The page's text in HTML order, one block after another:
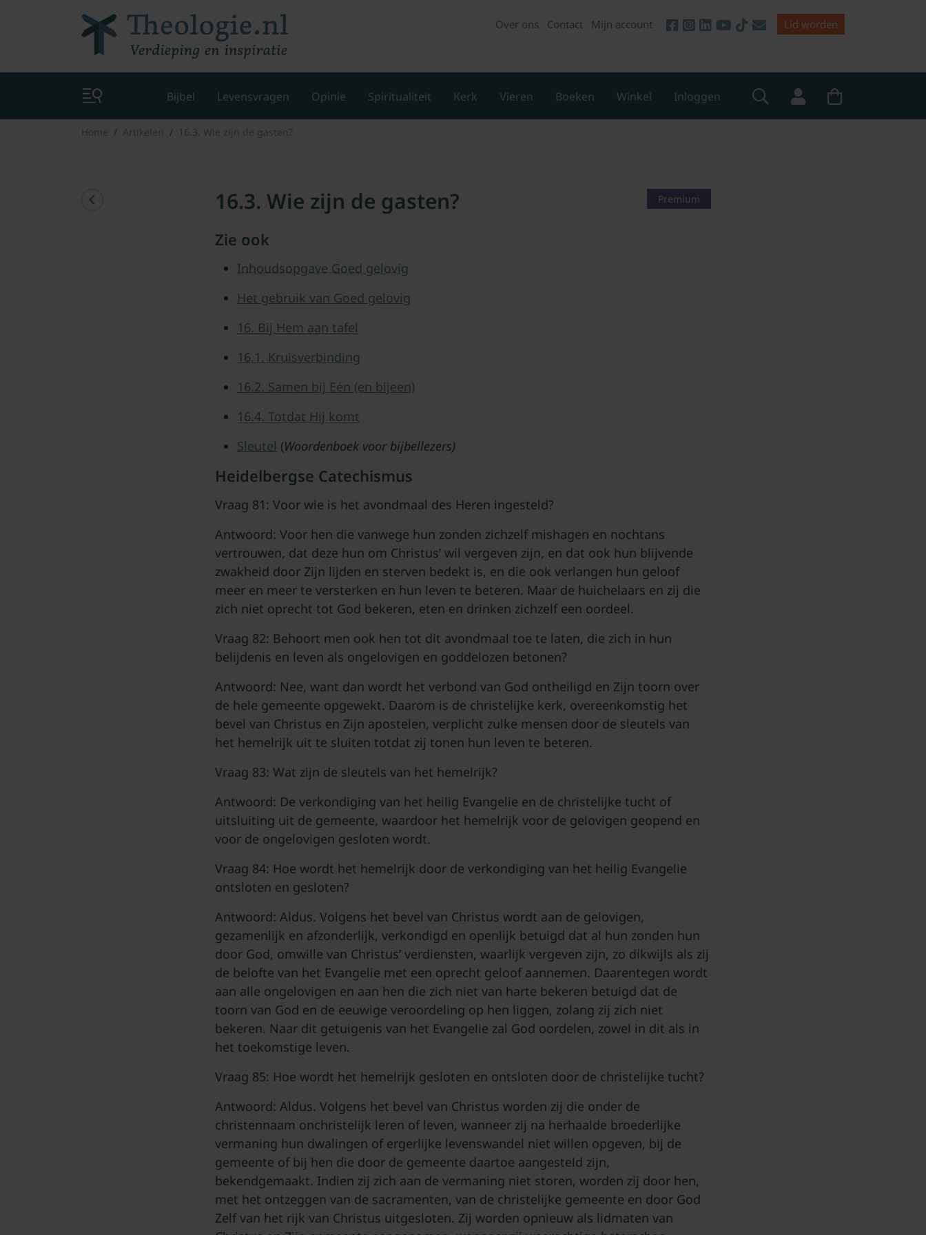
Over ons Contact Mijn account Lid worden
Bijbel Levensvragen Opinie Spiritualiteit Kerk Vieren Boeken Winkel Inloggen
Home Artikelen 16.3. Wie zijn de gasten?
Premium
16.3. Wie zijn de gasten?
Zie ook
Inhoudsopgave Goed gelovig
Het gebruik van Goed gelovig
16. Bij Hem aan tafel
16.1. Kruisverbinding
16.2. Samen bij Eén (en bijeen)
16.4. Totdat Hij komt
Sleutel (Woordenboek voor bijbellezers)
Heidelbergse Catechismus
Vraag 81: Voor wie is het avondmaal des Heren ingesteld?
Antwoord: Voor hen die vanwege hun zonden zichzelf mishagen en nochtans
vertrouwen, dat deze hun om Christus’ wil vergeven zijn, en dat ook hun blijvende
zwakheid door Zijn lijden en sterven bedekt is, en die ook verlangen hun geloof
meer en meer te versterken en hun leven te beteren. Maar de huichelaars en zij die
zich niet oprecht tot God bekeren, eten en drinken zichzelf een oordeel.
Vraag 82: Behoort men ook hen tot dit avondmaal toe te laten, die zich in hun
belijdenis en leven als ongelovigen en goddelozen betonen?
Antwoord: Nee, want dan wordt het verbond van God ontheiligd en Zijn toorn over
de hele gemeente opgewekt. Daarom is de christelijke kerk, overeenkomstig het
bevel van Christus en Zijn apostelen, verplicht zulke mensen door de sleutels van
het hemelrijk uit te sluiten totdat zij tonen hun leven te beteren.
Vraag 83: Wat zijn de sleutels van het hemelrijk?
Antwoord: De verkondiging van het heilig Evangelie en de christelijke tucht of
uitsluiting uit de gemeente, waardoor het hemelrijk voor de gelovigen geopend en
voor de ongelovigen gesloten wordt.
Vraag 84: Hoe wordt het hemelrijk door de verkondiging van het heilig Evangelie
ontsloten en gesloten?
Antwoord: Aldus. Volgens het bevel van Christus wordt aan de gelovigen,
gezamenlijk en afzonderlijk, verkondigd en openlijk betuigd dat al hun zonden hun
door God, omwille van Christus’ verdiensten, waarlijk vergeven zijn, zo dikwijls als zij
de belofte van het Evangelie met een oprecht geloof aannemen. Daarentegen wordt
aan alle ongelovigen en aan hen die zich niet van harte bekeren betuigd dat de
toorn van God en de eeuwige veroordeling op hen liggen, zolang zij zich niet
bekeren. Naar dit getuigenis van het Evangelie zal God oordelen, zowel in dit als in
het toekomstige leven.
Vraag 85: Hoe wordt het hemelrijk gesloten en ontsloten door de christelijke tucht?
Antwoord: Aldus. Volgens het bevel van Christus worden zij die onder de
christennaam onchristelijk leren of leven, wanneer zij na herhaalde broederlijke
vermaning hun dwalingen of ergerlijke levenswandel niet willen opgeven, bij de
gemeente of bij hen die door de gemeente daartoe aangesteld zijn,
bekendgemaakt. Indien zij zich aan de vermaning niet storen, worden zij door hen,
met het ontzeggen van de sacramenten, van de christelijke gemeente en door God
Zelf van het rijk van Christus uitgesloten. Zij worden opnieuw als lidmaten van